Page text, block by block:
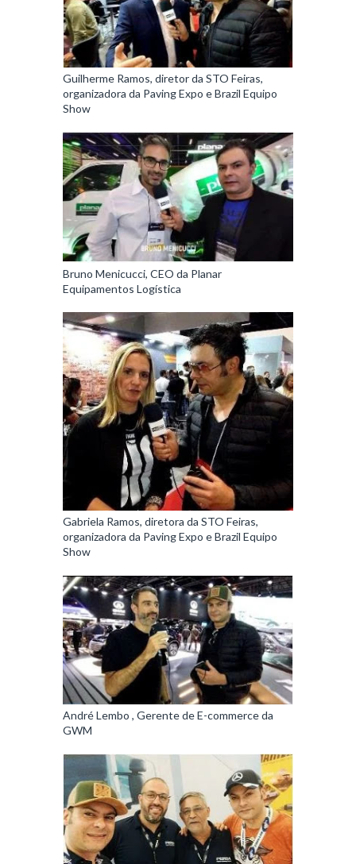
Guilherme Ramos, diretor da STO Feiras,
organizadora da Paving Expo e Brazil Equipo
Show
Bruno Menicucci, CEO da Planar
Equipamentos Logística
Gabriela Ramos, diretora da STO Feiras,
organizadora da Paving Expo e Brazil Equipo
Show
André Lembo , Gerente de E-commerce da
GWM